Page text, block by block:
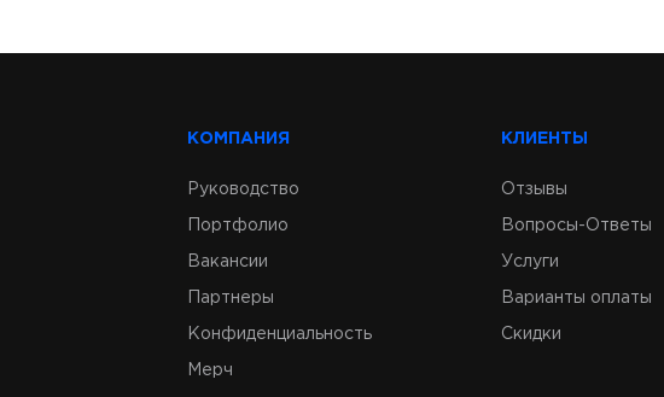
КОМПАНИЯ
Руководство
Портфолио
Вакансии
Партнеры
Конфиденциальность
Мерч
КЛИЕНТЫ
Отзывы
Вопросы-Ответы
Услуги
Варианты оплаты
Скидки